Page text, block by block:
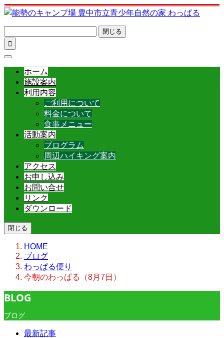
閉じる

ホーム
施設案内
利用内容
ご利用について
料金について
食事メニュー
活動案内
プログラム
周辺ハイキング案内
アクセス
お申し込み
お問い合せ
リンク
ダウンロード
閉じる
HOME
ブログ
わっぱる便り
今朝のわっぱる（8月7日）
BLOG
ブログ
最新記事